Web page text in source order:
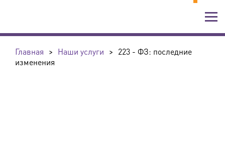
Главная > Наши услуги > 223 - ФЗ: последние
изменения